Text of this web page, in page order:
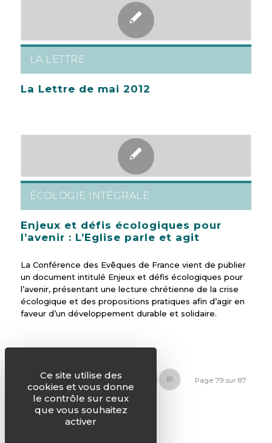
LA LETTRE
La Lettre de mai 2012
ÉCOLOGIE INTÉGRALE
Enjeux et défis écologiques pour
l’avenir : L’Eglise parle et agit
La Conférence des Evêques de France vient de publier
un document intitulé Enjeux et défis écologiques pour
l’avenir, présentant une lecture chrétienne de la crise
écologique et des propositions pratiques afin d’agir en
faveur d’un développement durable et solidaire.
Page 79 sur 87
77 78 79 81
»
Ce site utilise des
cookies et vous donne
le contrôle sur ceux
que vous souhaitez
activer